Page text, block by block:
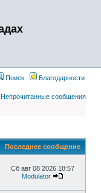
Поиск Благодарности
Непрочитанные сообщения
Последнее сообщение
Сб авг 08 2026 18:57
Modulator